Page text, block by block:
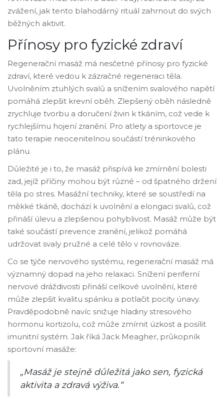
zvážení, jak tento blahodárný rituál zahrnout do svých
běžných aktivit.
Přínosy pro fyzické zdraví
Regenerační masáž má nesčetné přínosy pro fyzické
zdraví, které vedou k zázračné regeneraci těla.
Uvolněním ztuhlých svalů a snížením svalového napětí
pomáhá zlepšit krevní oběh. Zlepšený oběh následně
zrychluje tvorbu a doručení živin k tkáním, což vede k
rychlejšímu hojení zranění. Pro atlety a sportovce je
tato terapie neocenitelnou součástí tréninkového
plánu.
Důležité je i to, že masáž přispívá ke zmírnění bolesti
zad, jejíž příčiny mohou být různé – od špatného držení
těla po stres. Masážní techniky, které se soustředí na
měkké tkáně, dochází k uvolnění a elongaci svalů, což
přináší úlevu a zlepšenou pohyblivost. Masáž může být
také součástí prevence zranění, jelikož pomáhá
udržovat svaly pružné a celé tělo v rovnováze.
Co se týče nervového systému, regenerační masáž má
významný dopad na jeho relaxaci. Snížení periferní
nervové dráždivosti přináší celkové uvolnění, které
může zlepšit kvalitu spánku a potlačit pocity únavy.
Pravděpodobně navíc snižuje hladiny stresového
hormonu kortizolu, což může zmírnit úzkost a posílit
imunitní systém. Jak říká Jack Meagher, průkopník
sportovní masáže:
„Masáž je stejně důležitá jako sen, fyzická
aktivita a zdravá výživa.“